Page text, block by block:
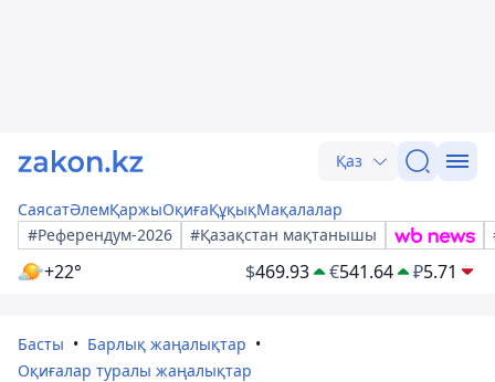
Қаз
СаясатӘлемҚаржыОқиғаҚұқықМақалалар
#Референдум-2026
#Қазақстан мақтанышы
+22° $469.93 €541.64 ₽5.71
Басты
Барлық жаңалықтар
Оқиғалар туралы жаңалықтар